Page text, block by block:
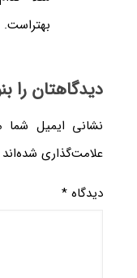
بهتراست.
دیدگاهتان را
نشانی ایمیل شما
علامت‌گذاری شده‌اند
دیدگاه*